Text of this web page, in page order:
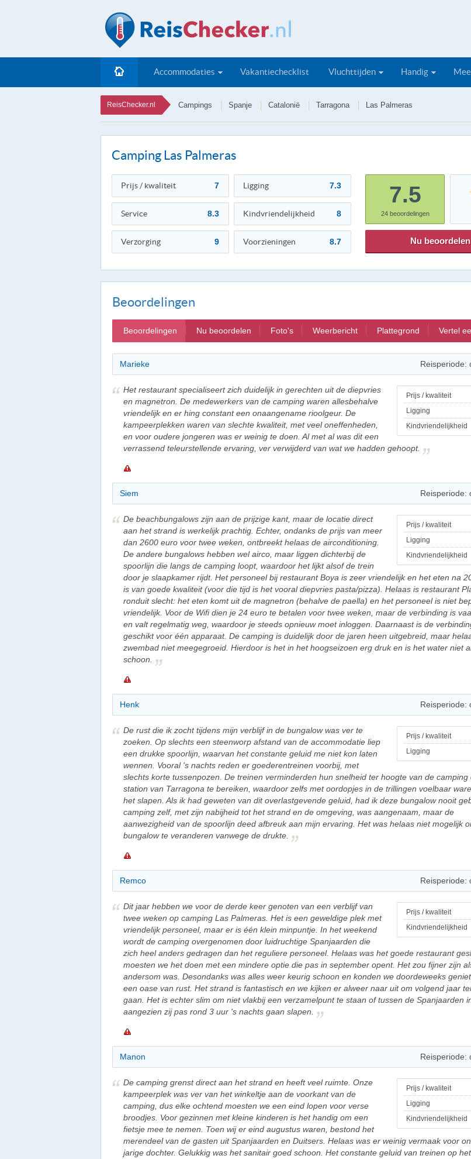
Accommodaties Vakantiechecklist Vluchttijden Handig
ReisChecker.nl Campings Spanje Catalonië Tarragona Las Palmeras
Camping Las Palmeras
Prijs / kwaliteit 7 Ligging 7.3
Service 8.3 Kindvriendelijkheid 8
Verzorging 9 Voorzieningen 8.7
7.5
24beoordelingen
Nu beoordelen
Beoordelingen
Beoordelingen Nu beoordelen Foto's Weerbericht Plattegrond Vertel
Marieke Reisperiode:
Prijs / kwaliteit
Ligging
Kindvriendelijkheid
Het restaurant specialiseert zich duidelijk in gerechten uit de diepvries
en magnetron. De medewerkers van de camping waren allesbehalve
vriendelijk en er hing constant een onaangename rioolgeur. De
kampeerplekken waren van slechte kwaliteit, met veel oneffenheden,
en voor oudere jongeren was er weinig te doen. Al met al was dit een
verrassend teleurstellende ervaring, ver verwijderd van wat we hadden gehoopt.
Siem Reisperiode:
Prijs / kwaliteit
Ligging
Kindvriendelijkheid
De beachbungalows zijn aan de prijzige kant, maar de locatie direct
aan het strand is werkelijk prachtig. Echter, ondanks de prijs van meer
dan 2600 euro voor twee weken, ontbreekt helaas de airconditioning.
De andere bungalows hebben wel airco, maar liggen dichterbij de
spoorlijn die langs de camping loopt, waardoor het lijkt alsof de trein
door je slaapkamer rijdt. Het personeel bij restaurant Boya is zeer vriendelijk en het eten na
is van goede kwaliteit (voor die tijd is het vooral diepvries pasta/pizza). Helaas is restaurant
ronduit slecht: het eten komt uit de magnetron (behalve de paella) en het personeel is niet
vriendelijk. Voor de Wifi dien je 24 euro te betalen voor twee weken, maar de verbinding is
en valt regelmatig weg, waardoor je steeds opnieuw moet inloggen. Daarnaast is de
geschikt voor één apparaat. De camping is duidelijk door de jaren heen uitgebreid, maar
zwembad niet meegegroeid. Hierdoor is het in het hoogseizoen erg druk en is het water niet
schoon.
Henk Reisperiode:
Prijs / kwaliteit
Ligging
De rust die ik zocht tijdens mijn verblijf in de bungalow was ver te
zoeken. Op slechts een steenworp afstand van de accommodatie liep
een drukke spoorlijn, waarvan het constante geluid me niet kon laten
wennen. Vooral 's nachts reden er goederentreinen voorbij, met
slechts korte tussenpozen. De treinen verminderden hun snelheid ter hoogte van de camping
station van Tarragona te bereiken, waardoor zelfs met oordopjes in de trillingen voelbaar
het slapen. Als ik had geweten van dit overlastgevende geluid, had ik deze bungalow nooit
camping zelf, met zijn nabijheid tot het strand en de omgeving, was aangenaam, maar de
aanwezigheid van de spoorlijn deed afbreuk aan mijn ervaring. Het was helaas niet mogelijk
bungalow te veranderen vanwege de drukte.
Remco Reisperiode:
Prijs / kwaliteit
Kindvriendelijkheid
Dit jaar hebben we voor de derde keer genoten van een verblijf van
twee weken op camping Las Palmeras. Het is een geweldige plek met
vriendelijk personeel, maar er is één klein minpuntje. In het weekend
wordt de camping overgenomen door luidruchtige Spanjaarden die
zich heel anders gedragen dan het reguliere personeel. Helaas was het goede restaurant
moesten we het doen met een mindere optie die pas in september opent. Het zou fijner zijn
andersom was. Desondanks was alles weer keurig schoon en konden we doordeweeks
een oase van rust. Het strand is fantastisch en we kijken er alweer naar uit om volgend jaar
gaan. Het is echter slim om niet vlakbij een verzamelpunt te staan of tussen de Spanjaarden
aangezien zij pas rond 3 uur 's nachts gaan slapen.
Manon Reisperiode:
Prijs / kwaliteit
Ligging
Kindvriendelijkheid
De camping grenst direct aan het strand en heeft veel ruimte. Onze
kampeerplek was ver van het winkeltje aan de voorkant van de
camping, dus elke ochtend moesten we een eind lopen voor verse
broodjes. Voor gezinnen met kleine kinderen is het handig om een
fietsje mee te nemen. Toen wij er eind augustus waren, bestond het
merendeel van de gasten uit Spanjaarden en Duitsers. Helaas was er weinig vermaak voor
jarige dochter. Gelukkig was het sanitair goed schoon. Het constante geluid van treinen op het